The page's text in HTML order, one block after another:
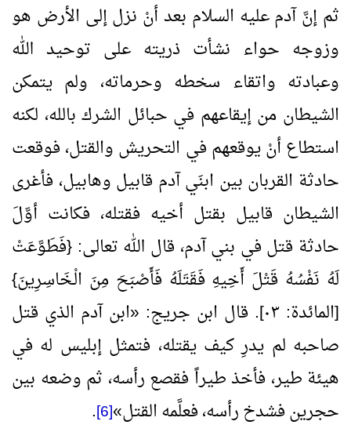
ثم إنَّ آدم عليه السلام بعد أنْ نزل إلى الأرض هو
وزوجه حواء نشأت ذريته على توحيد الله
وعبادته واتقاء سخطه وحرماته، ولم يتمكن
الشيطان من إيقاعهم في حبائل الشرك بالله، لكنه
استطاع أنْ يوقعهم في التحريش والقتل، فوقعت
حادثة القربان بين ابنَي آدم قابيل وهابيل، فأغرى
الشيطان قابيل بقتل أخيه فقتله، فكانت أوَّلَ
حادثة قتل في بني آدم، قال الله تعالى: {فَطَوَّعَتْ
لَهُ نَفْسُهُ قَتْلَ أَخِيهِ فَقَتَلَهُ فَأَصْبَحَ مِنَ الْـخَاسِرِينَ}
[المائدة: ٠٣]. قال ابن جريج:
«ابن آدم الذي قتل
صاحبه لم يدرِ كيف يقتله، فتمثل إبليس له في
هيئة طير، فأخذ طيراً فقصع رأسه، ثم وضعه بين
حجرين فشدخ رأسه، فعلَّمه القتل»
[6]
.